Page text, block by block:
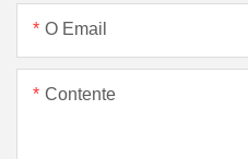
O Email
Contente